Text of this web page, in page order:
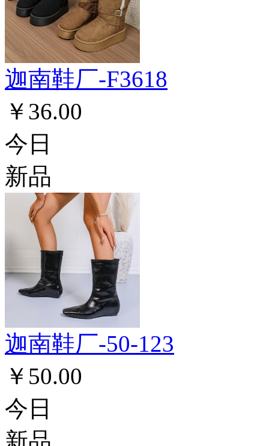
迦南鞋厂-F3618
￥36.00
今日
新品
迦南鞋厂-50-123
￥50.00
今日